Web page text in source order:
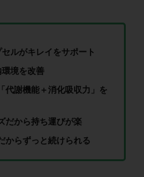
ルがキレイをサポート
境を改善
代謝機能＋消化吸収力」を
だから持ち運びが楽
からずっと続けられる